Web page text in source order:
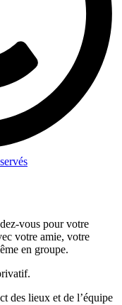
vous pour votre
votre amie, votre
en groupe.
des lieux et de l’équipe